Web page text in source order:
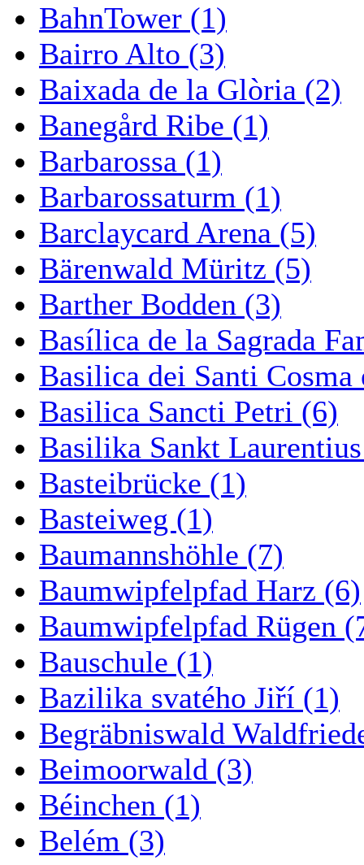
BahnTower (1)
Bairro Alto (3)
Baixada de la Glòria (2)
Banegård Ribe (1)
Barbarossa (1)
Barbarossaturm (1)
Barclaycard Arena (5)
Bärenwald Müritz (5)
Barther Bodden (3)
Basílica de la Sagrada
Basilica dei Santi
Basilica Sancti Petri (6)
Basilika Sankt
Basteibrücke (1)
Basteiweg (1)
Baumannshöhle (7)
Baumwipfelpfad Harz (6)
Baumwipfelpfad Rügen
Bauschule (1)
Bazilika svatého Jiří (1)
Begräbniswald
Beimoorwald (3)
Béinchen (1)
Belém (3)